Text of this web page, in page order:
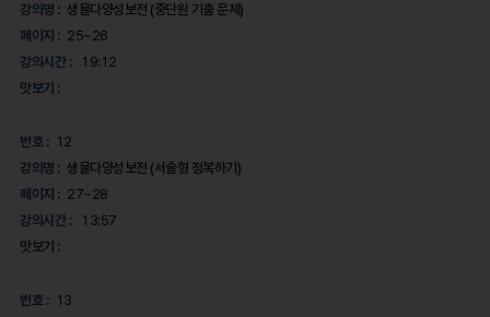
강의명 : 생물다양성보전 (중단원 기출 문제)
페이지 : 25~26
강의시간 :
19:12
맛보기 :
번호 : 12
강의명 : 생물다양성보전 (서술형 정복하기)
페이지 : 27~28
강의시간 :
13:57
맛보기 :
번호 : 13